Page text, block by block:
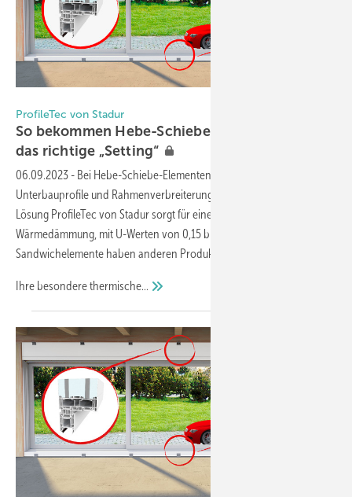
ProfileTec von Stadur
So bekommen Hebe-Schiebe-Türen
das richtige „Setting“
06.09.2023 - Bei Hebe-Schiebe-Elementen sind passende
Unterbauprofile und Rahmenverbreiterungen das A und O. Die
Lösung ProfileTec von Stadur sorgt für eine hochwertige
Wärmedämmung, mit U-Werten von 0,15 bis 0,45 W/(m²K). Die
Sandwichelemente haben anderen Produkten etwas voraus.
Ihre besonderethermische...